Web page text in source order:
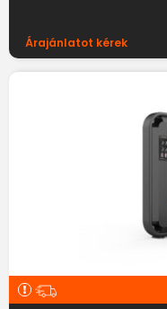
Árajánlatot kérek